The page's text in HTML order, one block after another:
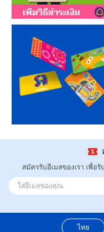
สมัครรับอีเมลของเรา เพื่อ
ไทย